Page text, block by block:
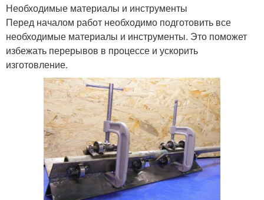
Необходимые материалы и инструменты
Перед началом работ необходимо подготовить все
необходимые материалы и инструменты. Это поможет
избежать перерывов в процессе и ускорить
изготовление.